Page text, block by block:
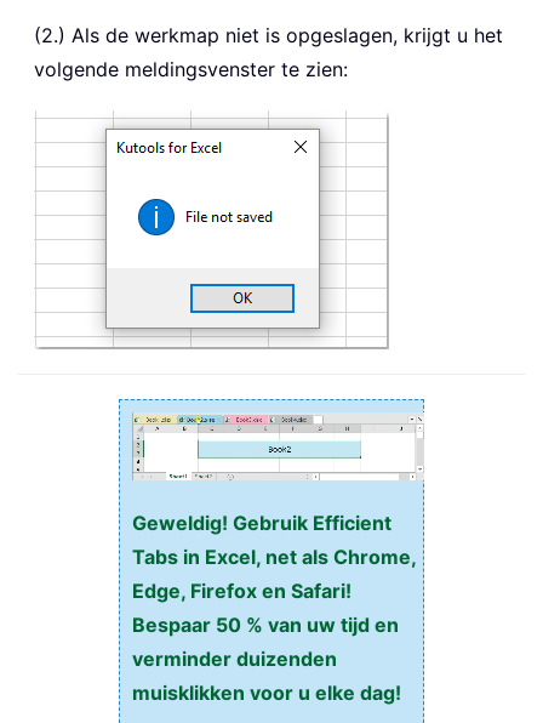
(2.) Als de werkmap niet is opgeslagen, krijgt u het
volgende meldingsvenster te zien:
Geweldig! Gebruik Efficient
Tabs in Excel, net als Chrome,
Edge, Firefox en Safari!
Bespaar 50 % van uw tijd en
verminder duizenden
muisklikken voor u elke dag!